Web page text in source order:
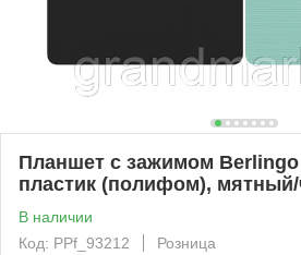
Планшет с зажимом
пластик (полифом),
В наличии
Код: PPf_93212
Розница